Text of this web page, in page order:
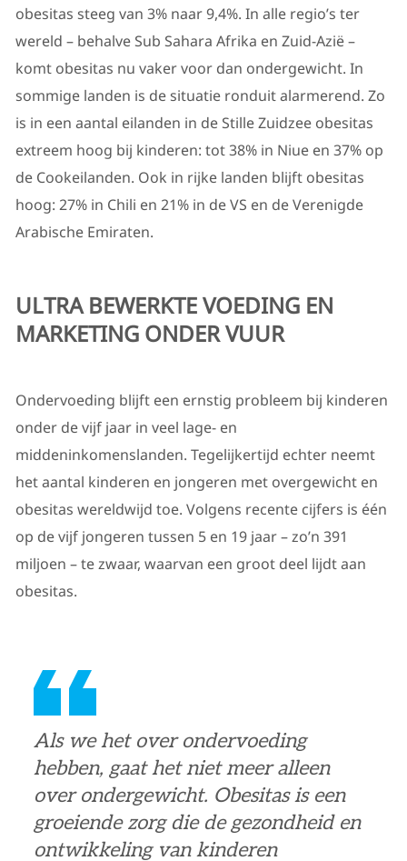
obesitas steeg van 3% naar 9,4%. In alle regio’s ter
wereld – behalve Sub Sahara Afrika en Zuid-Azië–
komt obesitas nu vaker voor dan ondergewicht. In
sommige landen is de situatie ronduit alarmerend. Zo
is in een aantal eilanden in de Stille Zuidzee obesitas
extreem hoog bij kinderen: tot 38% in Niue en 37% op
de Cookeilanden. Ook in rijke landen blijft obesitas
hoog: 27% in Chili en 21% in de VS en de Verenigde
Arabische Emiraten.
ULTRA BEWERKTE VOEDING EN
MARKETING ONDER VUUR
Ondervoeding blijft een ernstig probleem bij kinderen
onder de vijf jaar in veel lage- en
middeninkomenslanden. Tegelijkertijd echter neemt
het aantal kinderen en jongeren met overgewicht en
obesitas wereldwijd toe. Volgens recente cijfers is één
op de vijf jongeren tussen 5 en 19 jaar– zo’n 391
miljoen – te zwaar, waarvan een groot deel lijdt aan
obesitas.
Als we het over ondervoeding
hebben, gaat het niet meer alleen
over ondergewicht. Obesitas is een
groeiende zorg die de gezondheid en
ontwikkeling van kinderen